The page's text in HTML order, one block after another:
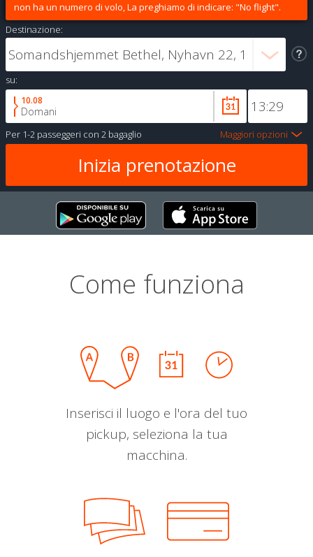
non ha un numero di volo, La preghiamo di indicare: "No flight".
Destinazione:
su:
10.08
Domani
Per 1-2 passeggeri con 2 bagaglio Maggiori opzioni
Come funziona
Inserisci il luogo e l'ora del tuo
pickup, seleziona la tua
macchina.